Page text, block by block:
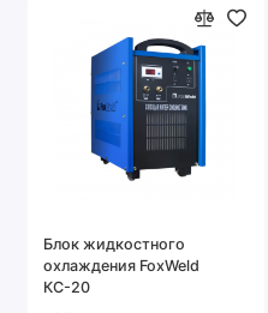
Блок жидкостного
охлаждения FoxWeld
КС-20